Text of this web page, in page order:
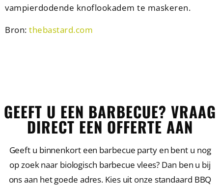
vampierdodende knoflookadem te maskeren.
Bron: thebastard.com
GEEFT U EEN BARBECUE? VRAAG
DIRECT EEN OFFERTE AAN
Geeft u binnenkort een barbecue party en bent u nog
op zoek naar biologisch barbecue vlees? Dan ben u bij
ons aan het goede adres. Kies uit onze standaard BBQ